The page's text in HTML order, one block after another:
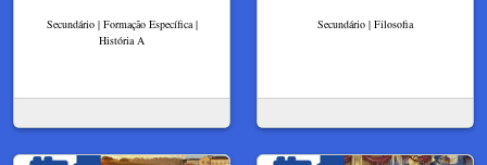
Secundário | Formação Específica |
História A
Secundário | Filosofia